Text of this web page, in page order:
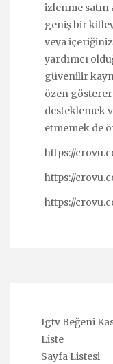
izlenme
geniş bir
veya
yardımcı
güvenilir
özen
desteklemek
etmemek de
https://
https://
https://
Igtv Beğeni
Liste
Sayfa Listesi